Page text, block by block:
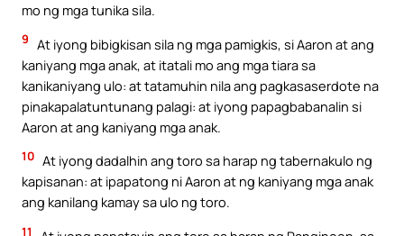
mo ng mga tunika sila.
9 At iyong bibigkisan sila ng mga pamigkis, si Aaron at ang
kaniyang mga anak, at itatali mo ang mga tiara sa
kanikaniyang ulo: at tatamuhin nila ang pagkasaserdote na
pinakapalatuntunang palagi: at iyong papagbabanalin si
Aaron at ang kaniyang mga anak.
10 At iyong dadalhin ang toro sa harap ng tabernakulo ng
kapisanan: at ipapatong ni Aaron at ng kaniyang mga anak
ang kanilang kamay sa ulo ng toro.
11